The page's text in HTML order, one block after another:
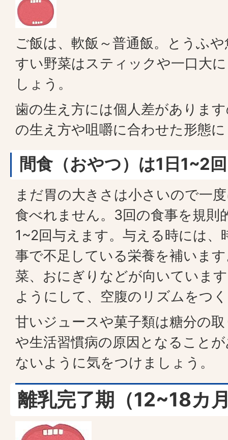
ご飯は、軟飯～普通飯。とうふ
すい野菜はスティックや一口大
しょう。
歯の生え方には個人差がありま
の生え方や咀嚼に合わせた形態
間食（おやつ）は1日1~2回
まだ胃の大きさは小さいので一
食べれません。3回の食事を規則
1~2回与えます。与える時には、
事で不足している栄養を補いま
菜、おにぎりなどが向いていま
ようにして、空腹のリズムをつ
甘いジュースや菓子類は糖分の
や生活習慣病の原因となること
ないように気をつけましょう。
離乳完了期（12~18カ